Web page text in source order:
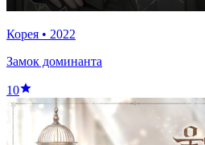
Корея • 2022
Замок доминанта
10